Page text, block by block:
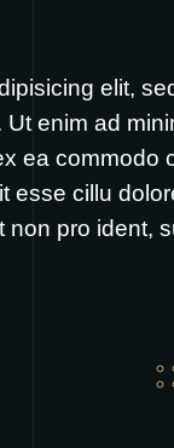
elit,
enim ad
ea commodo
esse cillu
pro ident,